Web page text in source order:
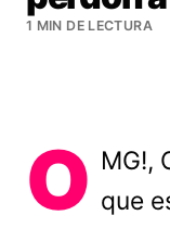
1 MIN DE LECTURA
O MG!,
que